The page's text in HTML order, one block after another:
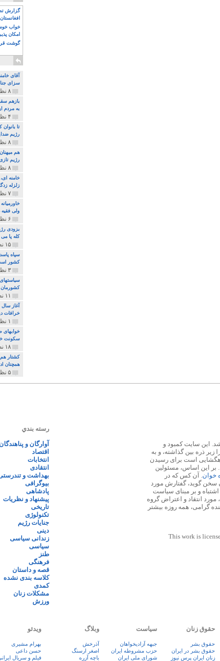
گزارش
خواب خوش
امکان
گوشت
آقای
سزای
۸ نظر و ۱۸۰ پخش
بازهم
به مردم
۴ نظر و ۹۷ پخش
تا
رژیم
۸ نظر و ۸۹ پخش
هم
رژیم
۸ نظر و ۲۱۹ پخش
زلزله
۷ نظر و ۲۱۰ پخش
ولی فقیه
۶ نظر و ۱۵۷ پخش
بزودی
کله پا
۱۵ نظر و ۳۲۷ پخش
سپاه
کشور
۳ نظر و ۱۶۲ پخش
۱۱ نظر و ۳۱۵ پخش
آغاز
خرافات
۱ نظر و ۷۴ پخش
خوابهای
سکونت
۱۸ نظر و ۸۹۷ پخش
کشتار هم
همچنان
۵ نظر و ۲۵۹ پخش
پایه گذاری شد. این سایت کمبود و
ذره بین گذاشته، و به
است برای رسیدن
بر این اساس، مسئولین
خوان. آن کس که در
سخن گوید، گفتارش مورد
و بر مبنای سیاست
مورد انتقاد و اعتراض گروه
گرامی، همه روزه بیشتر
This work is
رسته بندي
آوارگان و
اقتصاد
انتخابات
انتقادی
بهداشت و
بیوگرافی
پادشاهی
پیشنهاد و نظریات
تاریخی
تکنولوژی
جنایات رژیم
دینی
زندانی سیاسی
سیاسی
طنز
فرهنگی
قصه و داستان
کلاسه بندی نشده
کمدی
مشکلات زنان
ورزش
حقوق زنان
حقوق بشر
حقوق بشر در ایران
زنان ايران پرس نيوز
سیاست
جبهه آزادیخواهان
حزب مشروطه ایران
شورای ملی ایران
وبلاگ
آذرخش
اصغر ارسنگ
باچه آزره
ویدئو
بهرام مشیری
حسن داعی
فيلم و سريال